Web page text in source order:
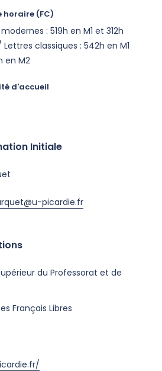
horaire (FC)
: 519h en M1 et 312h
Lettres classiques : 542h en M1
en M2
d'accueil
Initiale
picardie.fr
du Professorat et de
Français Libres